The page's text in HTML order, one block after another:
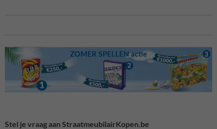
Stel je vraag aan StraatmeubilairKopen.be